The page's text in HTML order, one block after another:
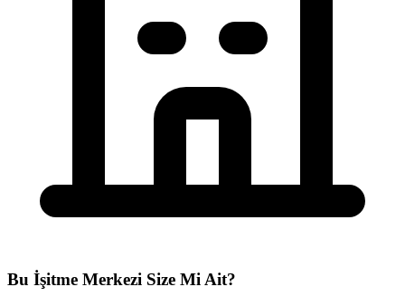
Bu İşitme Merkezi Size Mi Ait?